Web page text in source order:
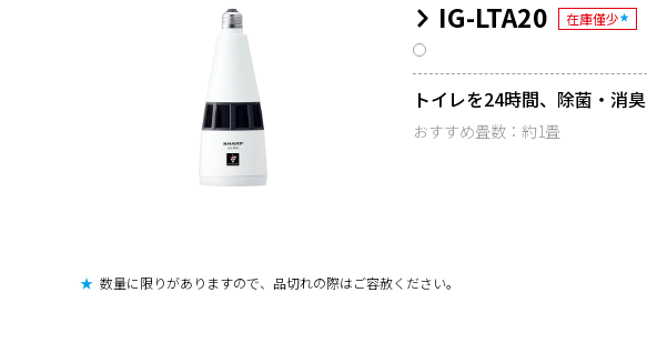
IG-LTA20 在庫僅少★
トイレを24時間、除菌・消臭
おすすめ畳数：約1畳
★ 数量に限りがありますので、品切れの際はご容赦ください。